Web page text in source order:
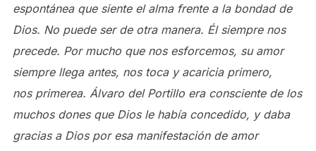
espontánea que siente el alma frente a la bondad de
Dios. No puede ser de otra manera. Él siempre nos
precede. Por mucho que nos esforcemos, su amor
siempre llega antes, nos toca y acaricia primero,
nos primerea. Álvaro del Portillo era consciente de los
muchos dones que Dios le había concedido, y daba
gracias a Dios por esa manifestación de amor